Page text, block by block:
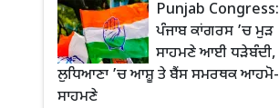
Punjab Congress:
ਪੰਜਾਬ ਕਾਂਗਰਸ ’ਚ ਮੁੜ
ਸਾਹਮਣੇ ਆਈ ਧੜੇਬੰਦੀ,
ਲੁਧਿਆਣਾ ’ਚ ਆਸ਼ੂ ਤੇ ਬੈਂਸ ਸਮਰਥਕ ਆਹਮੋ-
ਸਾਹਮਣੇ